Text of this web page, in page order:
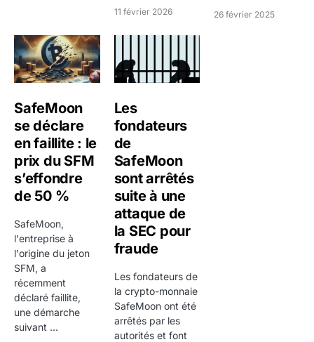
11 février 2026 26 février 2025
SafeMoon
se déclare
en faillite : le
prix du SFM
s’effondre
de 50 %
SafeMoon,
l'entreprise à
l'origine du jeton
SFM, a
récemment
déclaré faillite,
une démarche
suivant ...
Les
fondateurs
de
SafeMoon
sont arrêtés
suite à une
attaque de
la SEC pour
fraude
Les fondateurs de
la crypto-monnaie
SafeMoon ont été
arrêtés par les
autorités et font